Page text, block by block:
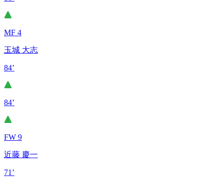
MF 4
玉城 大志
84’
84’
FW 9
近藤 慶一
71’